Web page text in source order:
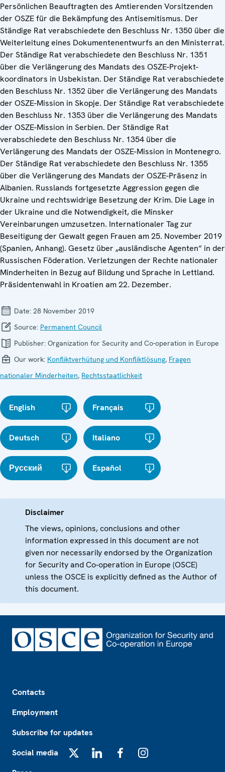
Persönlichen Beauftragten des Amtierenden Vorsitzenden
der OSZE für die Bekämpfung des Antisemitismus. Der
Ständige Rat verabschiedete den Beschluss Nr. 1350 über die
Weiterleitung eines Dokumentenentwurfs an den Ministerrat.
Der Ständige Rat verabschiedete den Beschluss Nr. 1351
über die Verlängerung des Mandats des OSZE-Projekt-
koordinators in Usbekistan. Der Ständige Rat verabschiedete
den Beschluss Nr. 1352 über die Verlängerung des Mandats
der OSZE-Mission in Skopje. Der Ständige Rat verabschiedete
den Beschluss Nr. 1353 über die Verlängerung des Mandats
der OSZE-Mission in Serbien. Der Ständige Rat
verabschiedete den Beschluss Nr. 1354 über die
Verlängerung des Mandats der OSZE-Mission in Montenegro.
Der Ständige Rat verabschiedete den Beschluss Nr. 1355
über die Verlängerung des Mandats der OSZE-Präsenz in
Albanien. Russlands fortgesetzte Aggression gegen die
Ukraine und rechtswidrige Besetzung der Krim. Die Lage in
der Ukraine und die Notwendigkeit, die Minsker
Vereinbarungen umzusetzen. Internationaler Tag zur
Beseitigung der Gewalt gegen Frauen am 25. November 2019
(Spanien, Anhang). Gesetz über „ausländische Agenten“ in der
Russischen Föderation. Verletzungen der Rechte nationaler
Minderheiten in Bezug auf Bildung und Sprache in Lettland.
Präsidentenwahl in Kroatien am 22. Dezember.
Date: 28 November 2019
Source: Permanent Council
Publisher: Organization for Security and Co-operation in Europe
Our work: Konfliktverhütung und Konfliktlösung, Fragen
nationaler Minderheiten, Rechtsstaatlichkeit
English Français
Deutsch Italiano
Русский Español
Disclaimer
The views, opinions, conclusions and other
information expressed in this document are not
given nor necessarily endorsed by the Organization
for Security and Co-operation in Europe (OSCE)
unless the OSCE is explicitly defined as the Author of
this document.
Contacts
Employment
Subscribe for updates
Social media